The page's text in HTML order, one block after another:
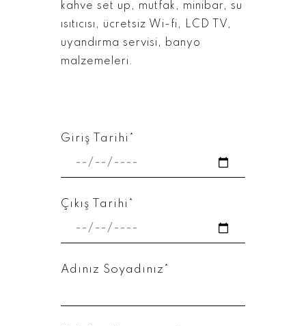
kahve set up, mutfak, minibar, su
ısıtıcısı, ücretsiz Wi-fi, LCD TV,
uyandırma servisi, banyo
malzemeleri.
Giriş Tarihi*
Çıkış Tarihi*
Adınız Soyadınız*